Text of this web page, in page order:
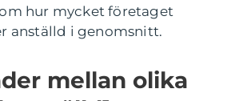
hur mycket företaget
anställd i genomsnitt.
mellan olika